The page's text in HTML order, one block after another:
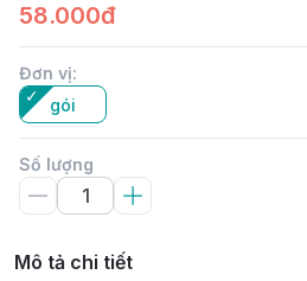
58.000đ
Đơn vị:
gói
Số lượng
Mô tả chi tiết